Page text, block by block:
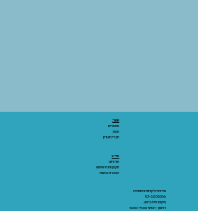
שירות הלקוחות והתמיכה
03-6206066
מיקום: אלנבי 43
ראשון - חמישי 10:00-19:00
אתר:
מאמרים
חנות
חברי מועדון
מידע:
אודותינו
תקנון ותנאי שימוש
הצהרת נגישות